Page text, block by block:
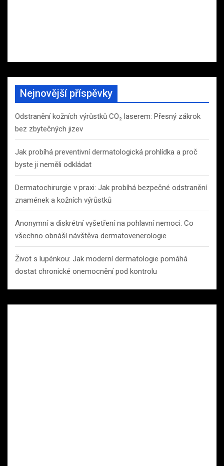
Nejnovější příspěvky
Odstranění kožních výrůstků CO₂ laserem: Přesný zákrok
bez zbytečných jizev
Jak probíhá preventivní dermatologická prohlídka a proč
byste ji neměli odkládat
Dermatochirurgie v praxi: Jak probíhá bezpečné odstranění
znamének a kožních výrůstků
Anonymní a diskrétní vyšetření na pohlavní nemoci: Co
všechno obnáší návštěva dermatovenerologie
Život s lupénkou: Jak moderní dermatologie pomáhá
dostat chronické onemocnění pod kontrolu